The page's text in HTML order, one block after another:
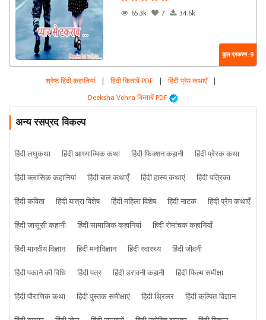
65.3k
7 34.6k
कुल प्रकरण : 9
श्रेष्ठ हिंदी कहानियां | हिंदी किताबें PDF | हिंदी प्रेम कथाएँ |
Deeksha Vohra किताबें PDF
अन्य रसप्रद विकल्प
हिंदी लघुकथा हिंदी आध्यात्मिक कथा हिंदी फिक्शन कहानी
हिंदी प्रेरक कथा
हिंदी क्लासिक कहानियां
हिंदी बाल कथाएँ हिंदी हास्य कथाएं
हिंदी पत्रिका
हिंदी कविता
हिंदी यात्रा विशेष हिंदी महिला विशेष हिंदी नाटक
हिंदी प्रेम कथाएँ
हिंदी जासूसी कहानी
हिंदी सामाजिक कहानियां
हिंदी रोमांचक कहानियाँ
हिंदी मानवीय विज्ञान
हिंदी मनोविज्ञान हिंदी स्वास्थ्य
हिंदी जीवनी
हिंदी पकाने की विधि
हिंदी पत्र हिंदी डरावनी कहानी
हिंदी फिल्म समीक्षा
हिंदी पौराणिक कथा
हिंदी पुस्तक समीक्षाएं हिंदी थ्रिलर
हिंदी कल्पित-विज्ञान